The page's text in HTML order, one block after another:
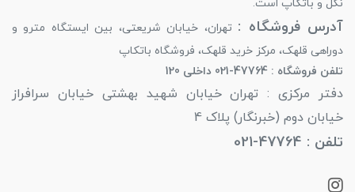
نگل و باتکاپ است.
آدرس فروشگاه : تهران، خیابان شریعتی، بین ایستگاه مترو و
دوراهی قلهک، مرکز خرید قلهک، فروشگاه باتکاپ
تلفن فروشگاه : 47764-021 داخلی 120
دفتر مرکزی : تهران خیابان شهید بهشتی خیابان سرافراز
خیابان دوم (خبرنگار) پلاک 4
تلفن : 47764-021